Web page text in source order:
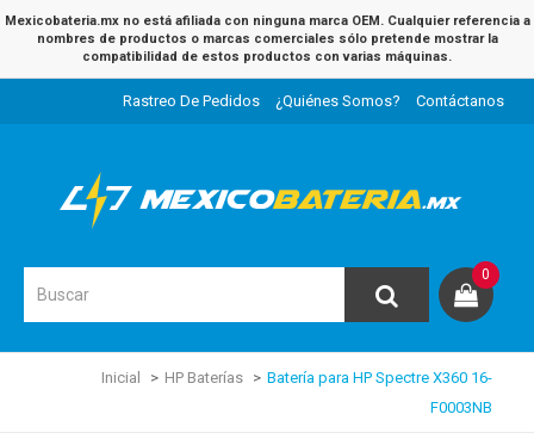
Mexicobateria.mx no está afiliada con ninguna marca OEM. Cualquier referencia a
nombres de productos o marcas comerciales sólo pretende mostrar la
compatibilidad de estos productos con varias máquinas.
Rastreo De Pedidos ¿Quiénes Somos? Contáctanos
0
Inicial HP Baterías
Batería para HP Spectre X360 16-
F0003NB